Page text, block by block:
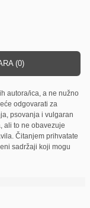
(0)
autora/ica, a ne nužno
odgovarati za
psovanja i vulgaran
ali to ne obavezuje
Čitanjem prihvatate
sadržaji koji mogu